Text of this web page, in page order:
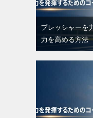
プレッシャーを
力を高める方法